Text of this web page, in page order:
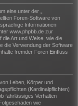
eine unter der „
Foren-Software von
Informationen
www.phpbb.de zur
die Art und Weise, wie die
die Verwendung der Software
fremder Foren Einfluss
Leben, Körper und
(Kardinalpflichten)
fahrlässiges Verhalten
wie